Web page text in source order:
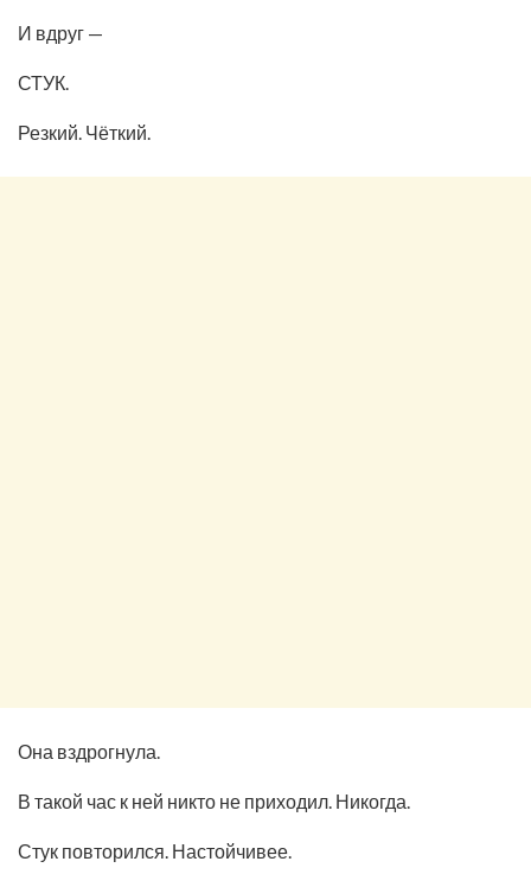
И вдруг —
СТУК.
Резкий. Чёткий.
Она вздрогнула.
В такой час к ней никто не приходил. Никогда.
Стук повторился. Настойчивее.